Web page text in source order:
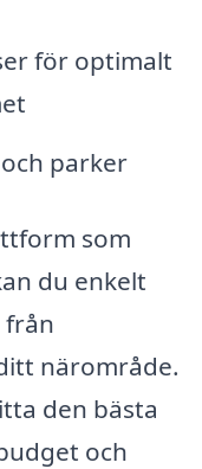
för optimalt
parker
som
du enkelt
från
närområde.
den bästa
och